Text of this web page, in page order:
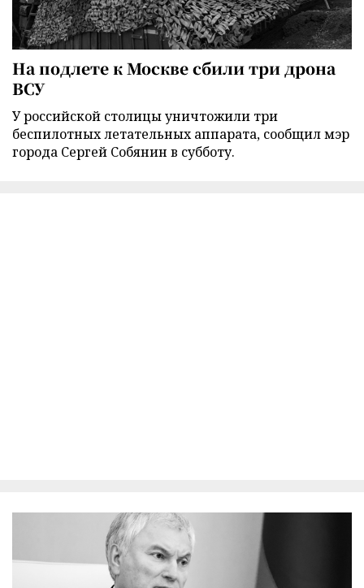
На подлете к Москве сбили три дрона
ВСУ
У российской столицы уничтожили три
беспилотных летательных аппарата, сообщил мэр
города Сергей Собянин в субботу.